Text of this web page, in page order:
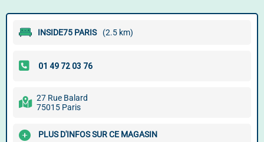
INSIDE75 PARIS (2.5 km)
27 Rue Balard
75015 Paris
PLUS D'INFOS SUR CE MAGASIN